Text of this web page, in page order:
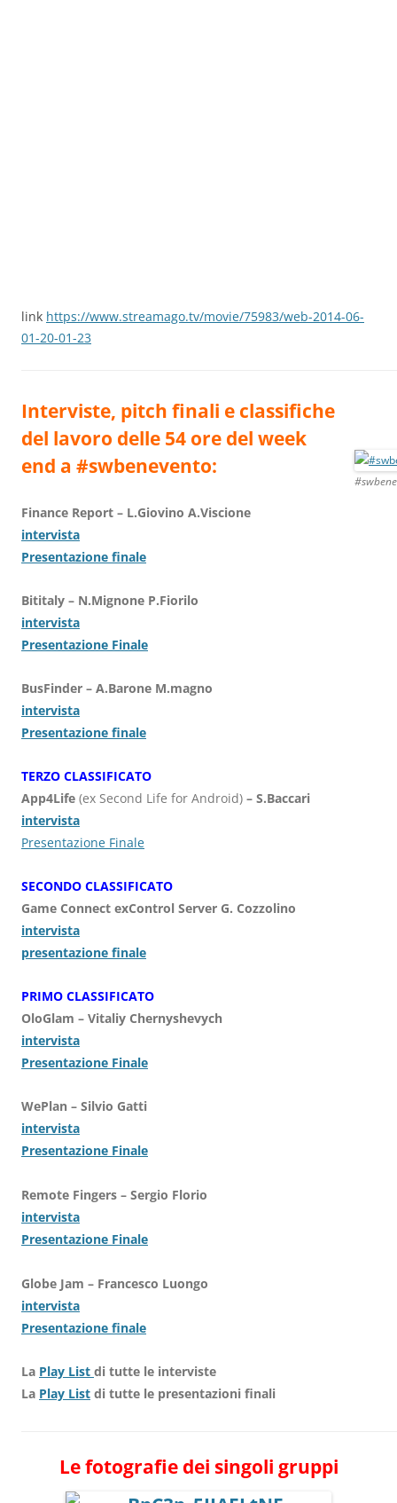
link https://www.streamago.tv/movie/75983/web-2014-06-
01-20-01-23
Interviste, pitch finali e classifiche
del lavoro delle 54 ore del week
end a #swbenevento:
Finance Report – L.Giovino A.Viscione
intervista
Presentazione finale
Bititaly – N.Mignone P.Fiorilo
intervista
Presentazione Finale
BusFinder – A.Barone M.magno
intervista
Presentazione finale
TERZO CLASSIFICATO
App4Life (ex Second Life for Android) – S.Baccari
intervista
Presentazione Finale
SECONDO CLASSIFICATO
Game Connect exControl Server G. Cozzolino
intervista
presentazione finale
PRIMO CLASSIFICATO
OloGlam – Vitaliy Chernyshevych
intervista
Presentazione Finale
WePlan – Silvio Gatti
intervista
Presentazione Finale
Remote Fingers – Sergio Florio
intervista
Presentazione Finale
Globe Jam – Francesco Luongo
intervista
Presentazione finale
La Play List di tutte le interviste
La Play List di tutte le presentazioni finali
Le fotografie dei singoli gruppi